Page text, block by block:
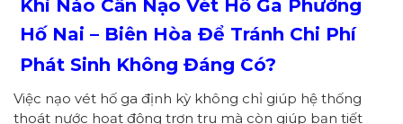
Khi Nào Cần Nạo Vét Hố Ga Phường
Hố Nai – Biên Hòa Để Tránh Chi Phí
Phát Sinh Không Đáng Có?
Việc nạo vét hố ga định kỳ không chỉ giúp hệ thống
thoát nước hoạt động trơn tru mà còn giúp bạn tiết